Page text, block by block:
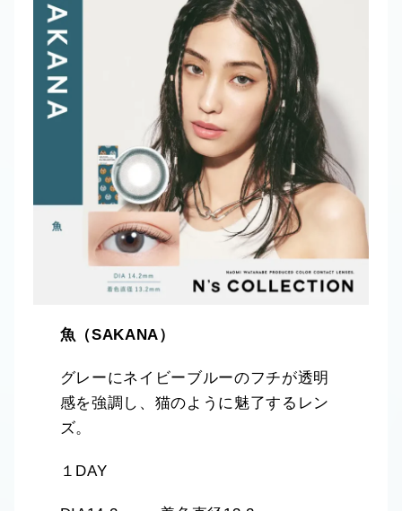
魚（SAKANA）
グレーにネイビーブルーのフチが透明
感を強調し、猫のように魅了するレン
ズ。
１DAY